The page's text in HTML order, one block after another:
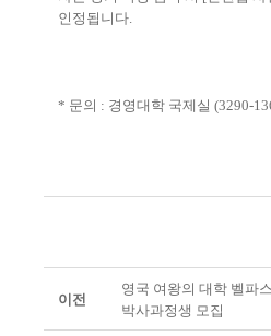
인정됩니다.
* 문의 : 경영대학 국제실 (3290-
이전
영국 여왕의 대학 벨파
박사과정생 모집